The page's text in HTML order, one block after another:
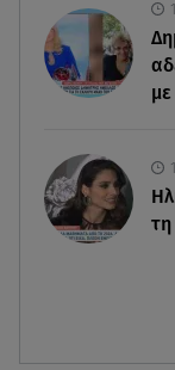
06.08.26 , 18:49
Συντάξεις
τριετία
με